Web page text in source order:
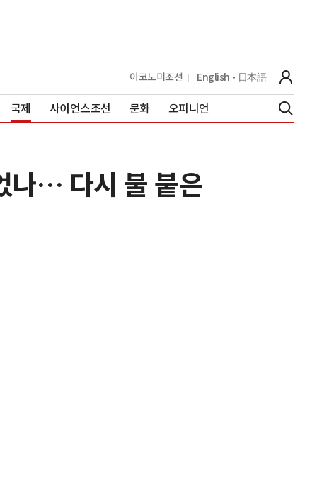
이코노미조선 English 日本語
국제 사이언스조선 문화 오피니언
나… 다시 불 붙은